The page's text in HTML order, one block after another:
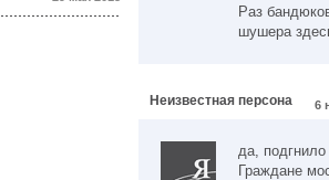
Раз
шушера
Неизвестная персона 6
да,
Граждане